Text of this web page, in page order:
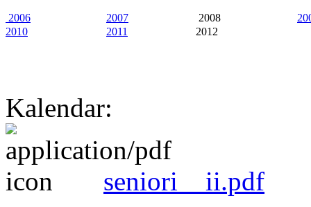
2006 2007 2008
2010
2011 2012
Kalendar:
seniori__ii.pdf